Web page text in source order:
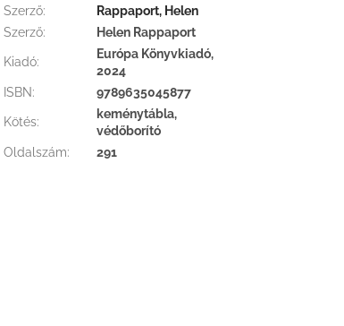
Szerző:
Rappaport, Helen
Szerző: Helen Rappaport
Kiadó:
Európa Könyvkiadó,
2024
ISBN: 9789635045877
Kötés:
keménytábla,
védőborító
Oldalszám: 291